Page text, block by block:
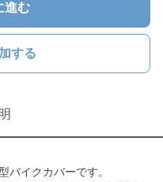
進む
する
バイクカバーです。